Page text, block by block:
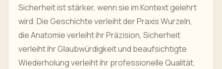
Sicherheit ist stärker, wenn sie im Kontext gelehrt
wird. Die Geschichte verleiht der Praxis Wurzeln,
die Anatomie verleiht ihr Präzision, Sicherheit
verleiht ihr Glaubwürdigkeit und beaufsichtigte
Wiederholung verleiht ihr professionelle Qualität.